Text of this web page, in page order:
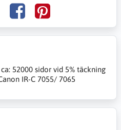
52000 sidor vid 5% täckning
IR-C 7055/ 7065